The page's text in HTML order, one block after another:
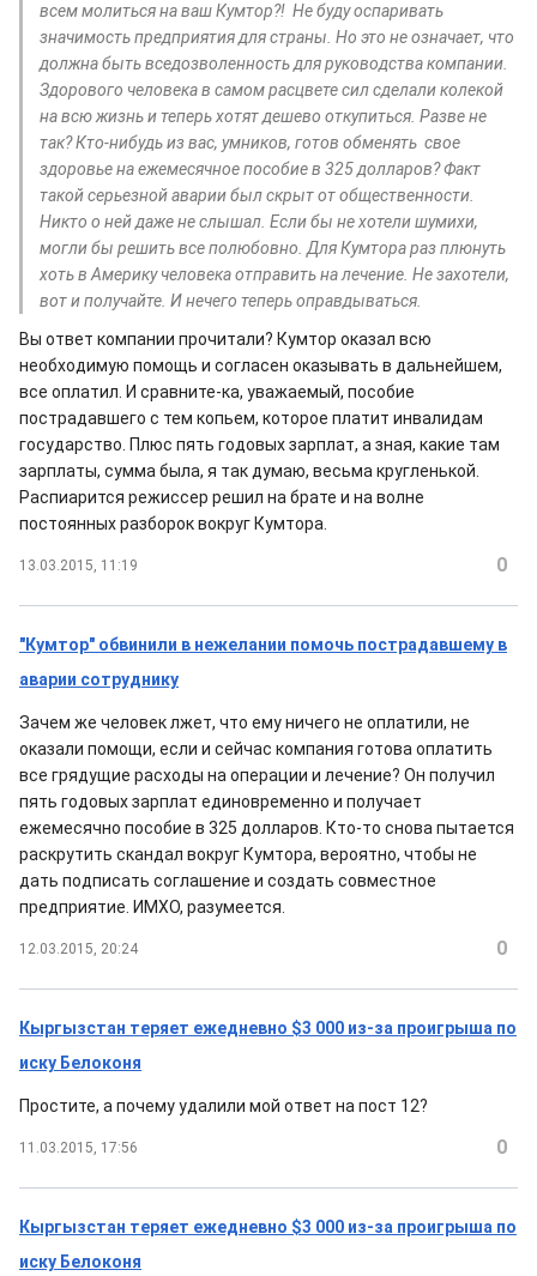
всем молиться на ваш Кумтор?! Не буду оспаривать
значимость предприятия для страны. Но это не означает, что
должна быть вседозволенность для руководства компании.
Здорового человека в самом расцвете сил сделали колекой
на всю жизнь и теперь хотят дешево откупиться. Разве не
так? Кто-нибудь из вас, умников, готов обменять свое
здоровье на ежемесячное пособие в 325 долларов? Факт
такой серьезной аварии был скрыт от общественности.
Никто о ней даже не слышал. Если бы не хотели шумихи,
могли бы решить все полюбовно. Для Кумтора раз плюнуть
хоть в Америку человека отправить на лечение. Не захотели,
вот и получайте. И нечего теперь оправдываться.
Вы ответ компании прочитали? Кумтор оказал всю
необходимую помощь и согласен оказывать в дальнейшем,
все оплатил. И сравните-ка, уважаемый, пособие
пострадавшего с тем копьем, которое платит инвалидам
государство. Плюс пять годовых зарплат, а зная, какие там
зарплаты, сумма была, я так думаю, весьма кругленькой.
Распиарится режиссер решил на брате и на волне
постоянных разборок вокруг Кумтора.
13.03.2015, 11:19 0
"Кумтор" обвинили в нежелании помочь пострадавшему в
аварии сотруднику
Зачем же человек лжет, что ему ничего не оплатили, не
оказали помощи, если и сейчас компания готова оплатить
все грядущие расходы на операции и лечение? Он получил
пять годовых зарплат единовременно и получает
ежемесячно пособие в 325 долларов. Кто-то снова пытается
раскрутить скандал вокруг Кумтора, вероятно, чтобы не
дать подписать соглашение и создать совместное
предприятие. ИМХО, разумеется.
12.03.2015, 20:24 0
Кыргызстан теряет ежедневно $3 000 из-за проигрыша по
иску Белоконя
Простите, а почему удалили мой ответ на пост 12?
11.03.2015, 17:56 0
Кыргызстан теряет ежедневно $3 000 из-за проигрыша по
иску Белоконя